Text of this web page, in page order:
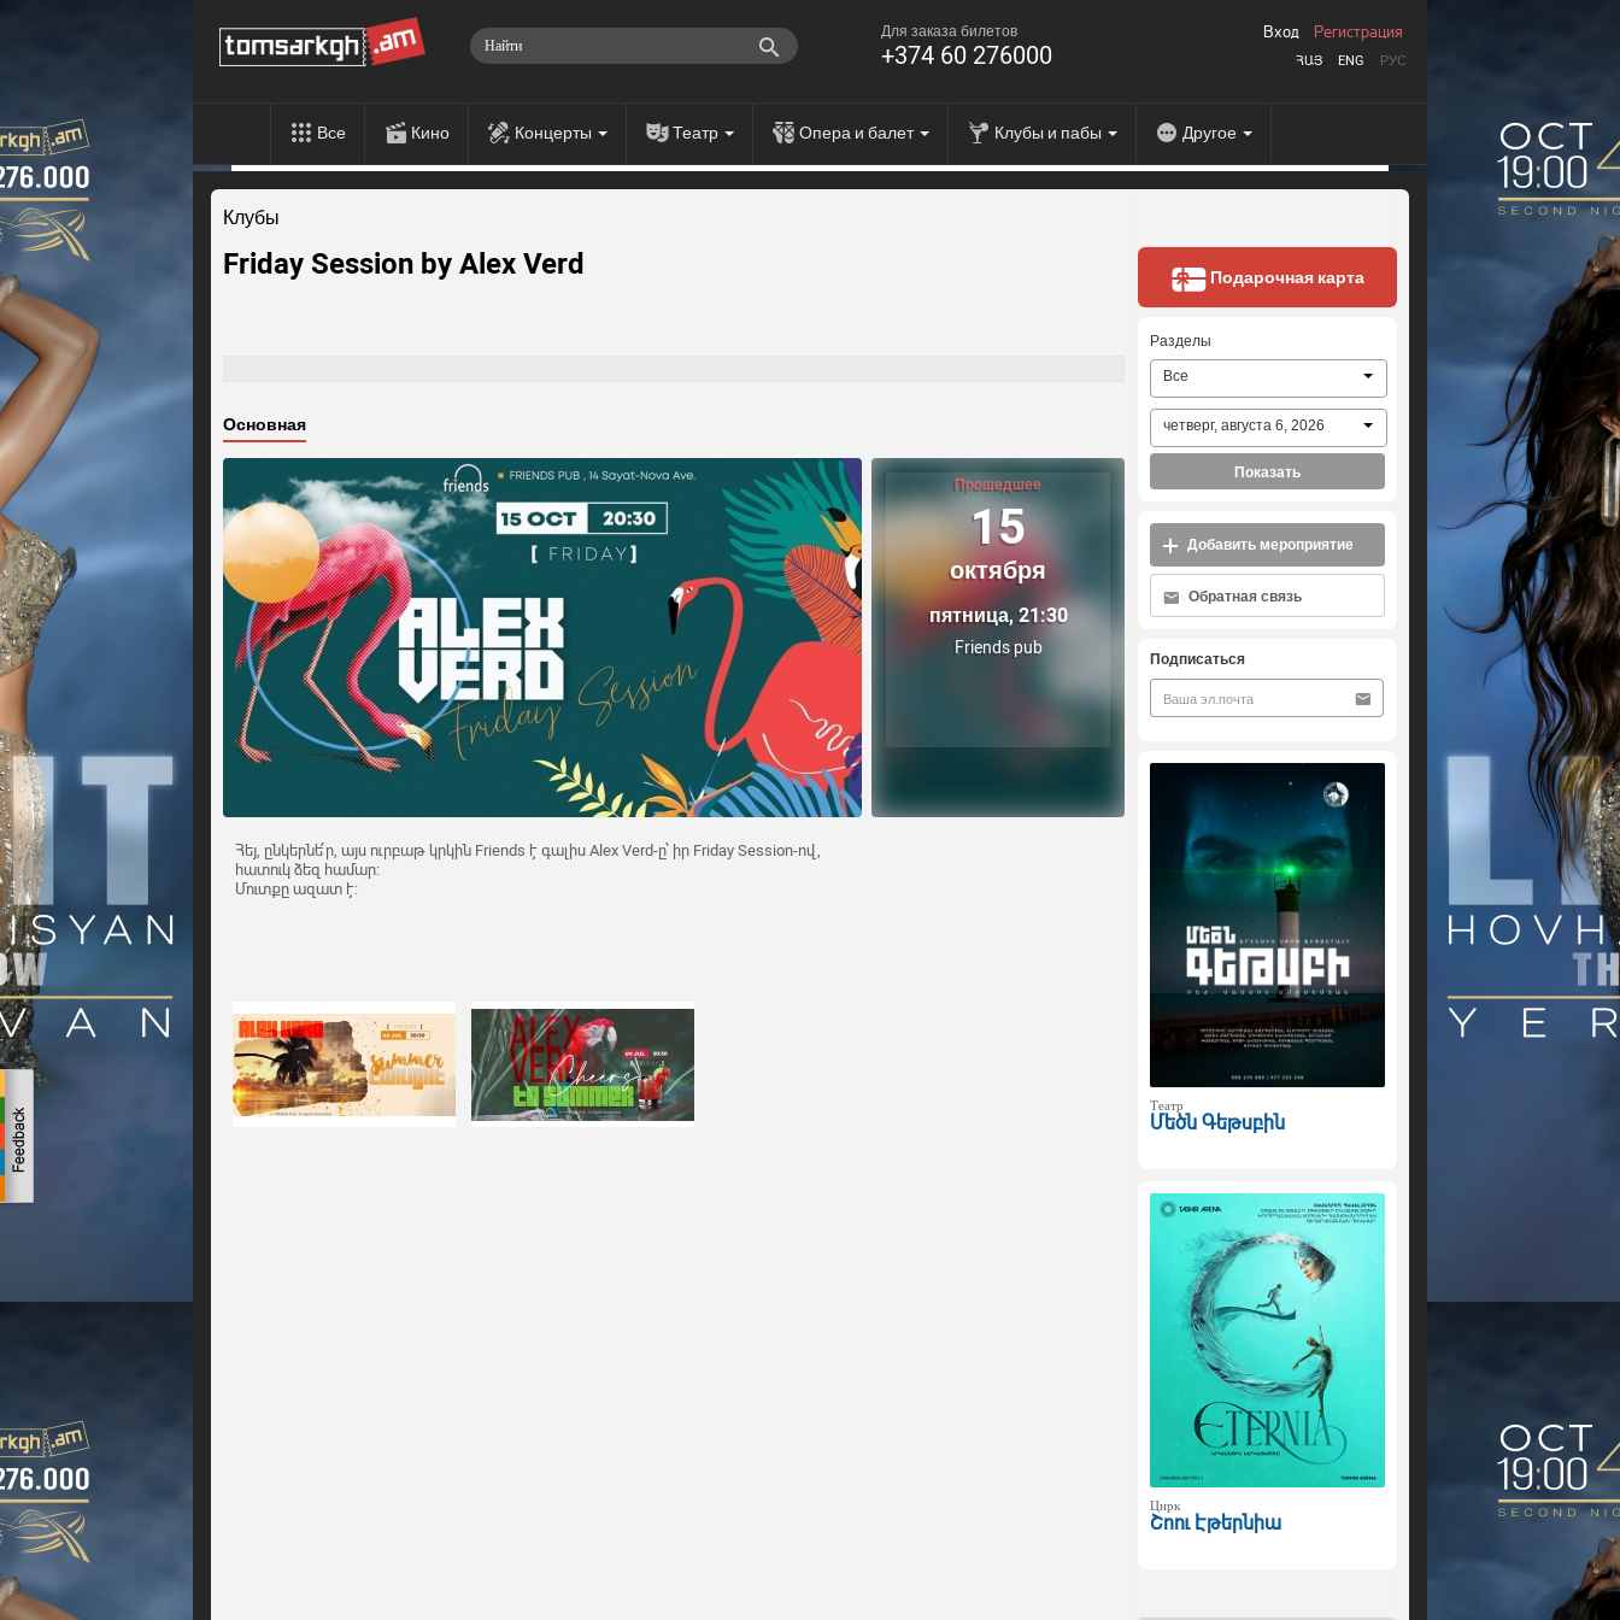
Для заказа билетов
+374 60 276000 ՀԱՅ ENG РУС
Вход Регистрация
Все Кино Концерты Театр Опера и балет Клубы и пабы Другое
Клубы
Friday Session by Alex Verd
Основная
Прошедшее
15
октября
пятница, 21:30
Friends pub
Հեյ, ընկերնե՛ր, այս ուրբաթ կրկին Friends է գալիս Alex Verd-ը՝ իր Friday Session-ով,
հատուկ ձեզ համար։
Մուտքը ազատ է։
Подарочная карта
Разделы
Все
четверг, августа 6, 2026
Показать
Добавить мероприятие
Обратная связь
Подписаться
Театр
Մեծն Գեթսբին
Цирк
Շոու Էթերնիա